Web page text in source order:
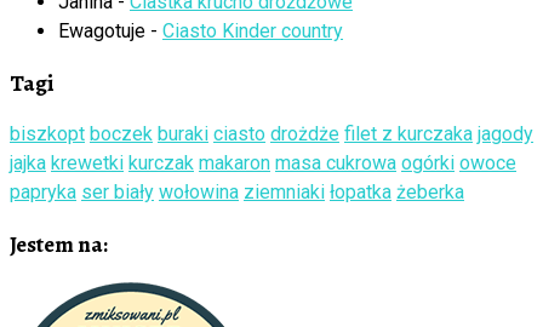
Ewagotuje - Ciasto Kinder country
Tagi
biszkopt boczek buraki ciasto drożdże filet z kurczaka jagody
jajka krewetki kurczak makaron masa cukrowa ogórki owoce
papryka ser biały wołowina ziemniaki łopatka żeberka
Jestem na: